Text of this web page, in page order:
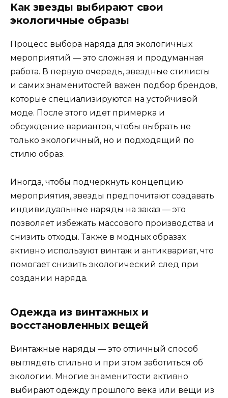
Как звезды выбирают свои
экологичные образы
Процесс выбора наряда для экологичных
мероприятий — это сложная и продуманная
работа. В первую очередь, звездные стилисты
и самих знаменитостей важен подбор брендов,
которые специализируются на устойчивой
моде. После этого идет примерка и
обсуждение вариантов, чтобы выбрать не
только экологичный, но и подходящий по
стилю образ.
Иногда, чтобы подчеркнуть концепцию
мероприятия, звезды предпочитают создавать
индивидуальные наряды на заказ — это
позволяет избежать массового производства и
снизить отходы. Также в модных образах
активно используют винтаж и антиквариат, что
помогает снизить экологический след при
создании наряда.
Одежда из винтажных и
восстановленных вещей
Винтажные наряды — это отличный способ
выглядеть стильно и при этом заботиться об
экологии. Многие знаменитости активно
выбирают одежду прошлого века или вещи из